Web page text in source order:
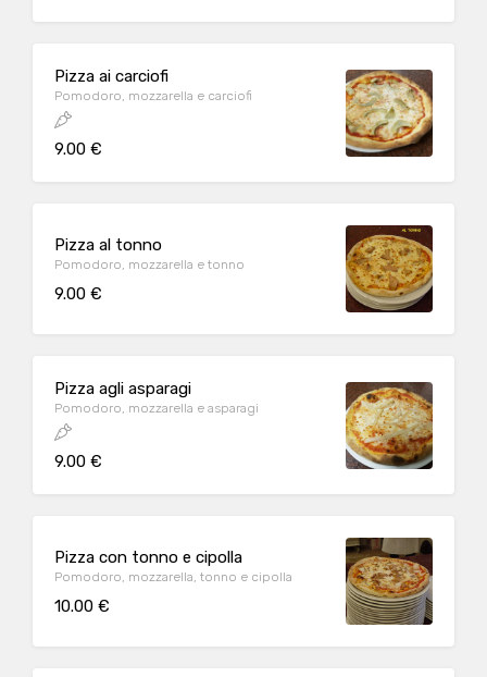
Pizza ai carciofi
Pomodoro, mozzarella e carciofi
9.00 €
Pizza al tonno
Pomodoro, mozzarella e tonno
9.00 €
Pizza agli asparagi
Pomodoro, mozzarella e asparagi
9.00 €
Pizza con tonno e cipolla
Pomodoro, mozzarella, tonno e cipolla
10.00 €